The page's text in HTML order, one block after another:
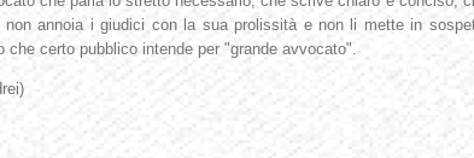
non annoia i giudici con la sua prolissità e non li mette in
che certo pubblico intende per "grande avvocato".